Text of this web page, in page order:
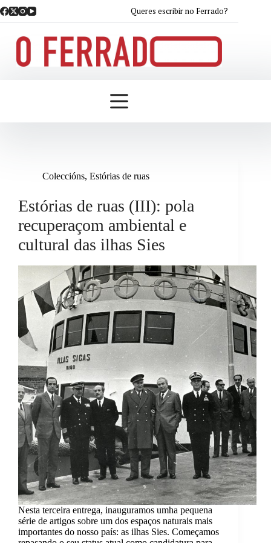
Saltar
ao
Queres escribir no Ferrado?
Coleccións, Estórias de ruas
Estórias de ruas (III): pola
recuperaçom ambiental e
cultural das ilhas Sies
Nesta terceira entrega, inauguramos umha pequena
série de artigos sobre um dos espaços naturais mais
importantes do nosso país: as ilhas Sies. Começamos